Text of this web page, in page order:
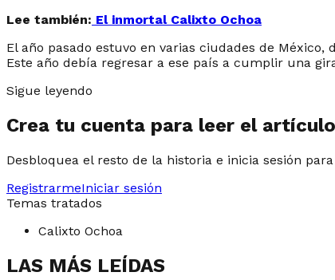
Lee también: El inmortal Calixto Ochoa
El año pasado estuvo en varias ciudades de
Este año debía regresar a ese país a cumplir una
Sigue leyendo
Crea tu cuenta para leer el
Desbloquea el resto de la historia e inicia sesión
RegistrarmeIniciar sesión
Temas tratados
Calixto Ochoa
LAS MÁS LEÍDAS